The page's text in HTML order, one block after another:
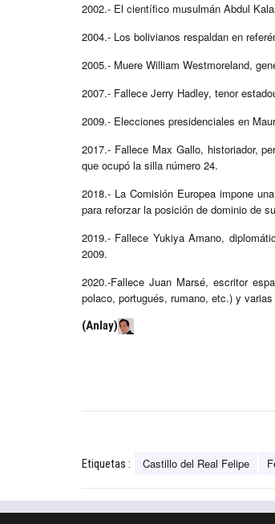
2002.- El científico musulmán Abdul
2004.- Los bolivianos respaldan en
2005.- Muere William Westmoreland,
2007.- Fallece Jerry Hadley, tenor
2009.- Elecciones presidenciales en
2017.- Fallece Max Gallo, historiador,
que ocupó la silla número 24.​
2018.- La Comisión Europea impone
para reforzar la posición de dominio de
2019.- Fallece Yukiya Amano,
2009.
2020.-Fallece Juan Marsé, escritor
polaco, portugués, rumano, etc.) y
(Anlay)
Etiquetas : Castillo del Real Felipe